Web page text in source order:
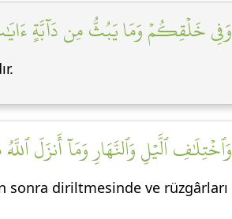
وَفِي خَلۡقِكُمۡ وَمَا يَبُثُّ مِن دَآبَّةٍ
وَٱخۡتِلَٰفِ ٱلَّيۡلِ وَٱلنَّهَارِ وَمَآ أَنزَلَ
sonra diriltmesinde ve rüzgârları